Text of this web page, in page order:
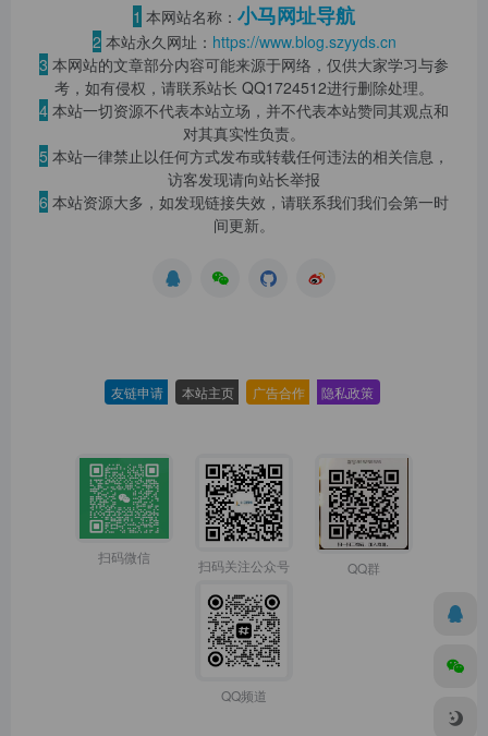
1 本网站名称： 小马网址导航
2 本站永久网址： https://www.blog.szyyds.cn
3 本网站的文章部分内容可能来源于网络，仅供大家学习与参
考，如有侵权，请联系站长 QQ1724512进行删除处理。
4 本站一切资源不代表本站立场，并不代表本站赞同其观点和
对其真实性负责。
5 本站一律禁止以任何方式发布或转载任何违法的相关信息，
访客发现请向站长举报
6 本站资源大多，如发现链接失效，请联系我们我们会第一时
间更新。
友链申请 本站主页 广告合作 隐私政策
扫码微信 扫码关注公众号 QQ群
QQ频道